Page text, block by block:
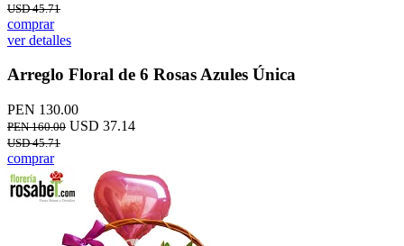
USD 45.71
comprar
ver detalles
Arreglo Floral de 6 Rosas Azules Única
PEN 130.00
PEN 160.00 USD 37.14
USD 45.71
comprar